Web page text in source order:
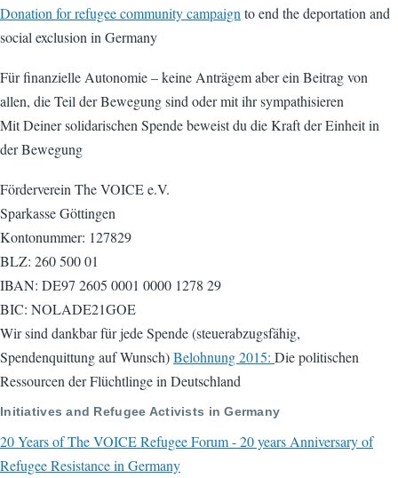
Donation for refugee community campaign to end the deportation and
social exclusion in Germany
Für finanzielle Autonomie – keine Anträgem aber ein Beitrag von
allen, die Teil der Bewegung sind oder mit ihr sympathisieren
Mit Deiner solidarischen Spende beweist du die Kraft der Einheit in
der Bewegung
Förderverein The VOICE e.V.
Sparkasse Göttingen
Kontonummer: 127829
BLZ: 260 500 01
IBAN: DE97 2605 0001 0000 1278 29
BIC: NOLADE21GOE
Wir sind dankbar für jede Spende (steuerabzugsfähig,
Spendenquittung auf Wunsch)Belohnung 2015: Die politischen
Ressourcen der Flüchtlinge in Deutschland
Initiatives and Refugee Activists in Germany
20 Years of The VOICE Refugee Forum - 20 years Anniversary of
Refugee Resistance in Germany